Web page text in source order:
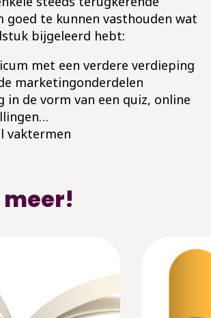
goed te kunnen vasthouden wat
bijgeleerd hebt:
met een verdere verdieping
marketingonderdelen
in de vorm van een quiz, online
vaktermen